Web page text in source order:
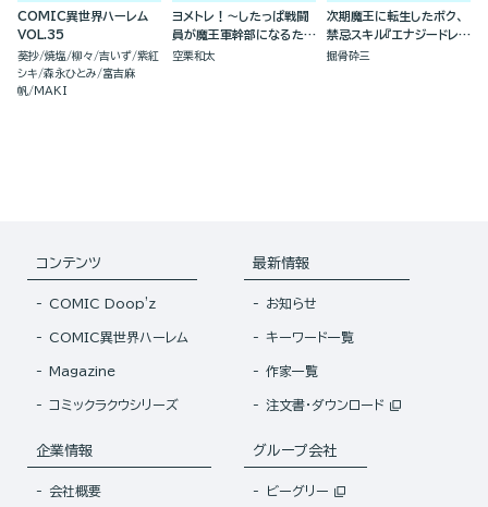
COMIC異世界ハーレム
VOL.35
葵抄 焼塩 柳々 吉いず 紫紅
シキ 森永ひとみ
富吉麻
帆
MAKI
ヨメトレ！～したっぱ戦闘
員が魔王軍幹部になるため
に花嫁候補の教育を始めま
空栗和太
次期魔王に転生したボク、
禁忌スキル『エナジードレイ
ン』で魔族無双します（分冊
掘骨砕三
コンテンツ
COMIC Doop'z
COMIC異世界ハーレム
Magazine
コミックラクウシリーズ
最新情報
お知らせ
キーワード一覧
作家一覧
注文書・ダウンロード
企業情報
会社概要
グループ会社
ビーグリー